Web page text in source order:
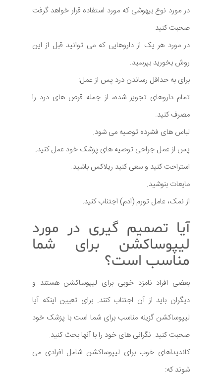
در مورد نوع بیهوشی که مورد استفاده قرار خواهد گرفت
صحبت کنید.
در مورد هر یک از داروهایی که می توانید قبل از این
روش بخورید بپرسید.
برای به حداقل رساندن درد پس از عمل:
تمام داروهای تجویز شده، از جمله قرص های درد را
مصرف کنید.
لباس های فشرده توصیه می شود.
پس از عمل جراحی توصیه های پزشک خود عمل کنید.
استراحت کنید و سعی کنید ریلاکس باشید.
مایعات بنوشید.
از نمک، عامل تورم (ادم) اجتناب کنید.
آیا تصمیم گیری در مورد
لیپوساکشن برای شما
مناسب است؟
بعضی افراد نامزد خوبی برای لیپوساکشن هستند و
دیگران باید از آن اجتناب کنند. برای تعیین اینکه آیا
لیپوساکشن گزینه مناسب برای شما است با پزشک خود
صحبت کنید. نگرانی های خود را با آنها بحث کنید.
کاندیداهای خوب برای لیپوساکشن شامل افرادی می
شوند که: